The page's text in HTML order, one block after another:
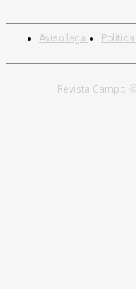
Aviso legal Política
Revista Campo